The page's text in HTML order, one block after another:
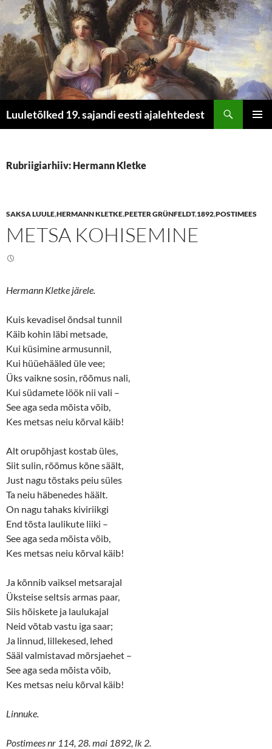
Luuletõlked 19. sajandi eesti ajalehtedest
Rubriigiarhiiv: Hermann Kletke
SAKSA LUULE,HERMANN KLETKE,PEETER GRÜNFELDT,1892,POSTIMEES
METSA KOHISEMINE
Hermann Kletke järele.
Kuis kevadisel õndsal tunnil
Käib kohin läbi metsade,
Kui küsimine armusunnil,
Kui hüüehääled üle vee;
Üks vaikne sosin, rõõmus nali,
Kui südamete löök nii vali –
See aga seda mõista võib,
Kes metsas neiu kõrval käib!
Alt orupõhjast kostab üles,
Siit sulin, rõõmus kõne säält,
Just nagu tõstaks peiu süles
Ta neiu häbenedes häält.
On nagu tahaks kiviriikgi
End tõsta laulikute liiki –
See aga seda mõista võib,
Kes metsas neiu kõrval käib!
Ja kõnnib vaiksel metsarajal
Üksteise seltsis armas paar,
Siis hõiskete ja laulukajal
Neid võtab vastu iga saar;
Ja linnud, lillekesed, lehed
Sääl valmistavad mõrsjaehet –
See aga seda mõista võib,
Kes metsas neiu kõrval käib!
Linnuke.
Postimees nr 114, 28. mai 1892, lk 2.